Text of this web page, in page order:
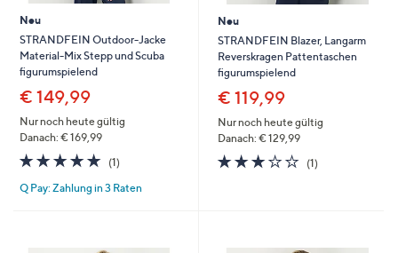
bzw.
rechts,
um
diese
anzuzeigen.
Neu
STRANDFEIN Outdoor-Jacke
Material-Mix Stepp und Scuba
figurumspielend
€ 149,99
Nur noch heute gültig
Danach: € 169,99
5.0
von
5
(1)1
Q Pay: Zahlung in 3 Raten
Neu
STRANDFEIN Blazer, Langarm
Reverskragen Pattentaschen
figurumspielend
€ 119,99
Nur noch heute gültig
Danach: € 129,99
3.0
von
(1)1